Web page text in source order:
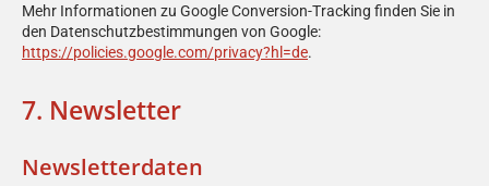
Mehr Informationen zu Google Conversion-Tracking finden Sie in
den Datenschutzbestimmungen von Google:
https://policies.google.com/privacy?hl=de.
7. Newsletter
Newsletter­daten